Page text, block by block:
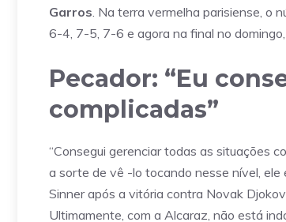
Garros. Na terra vermelha parisiense, o
6-4, 7-5, 7-6 e agora na final no
Pecador: “Eu
complicadas”
“Consegui gerenciar todas as situações
a sorte de vê -lo tocando nesse nível, ele
Sinner após a vitória contra Novak
Ultimamente, com a Alcaraz, não está